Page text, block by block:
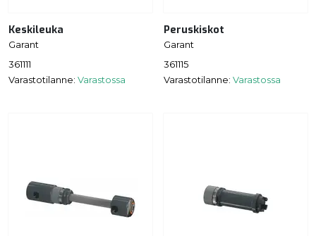
Keskileuka
Garant
361111
Varastotilanne: Varastossa
Peruskiskot
Garant
361115
Varastotilanne: Varastossa